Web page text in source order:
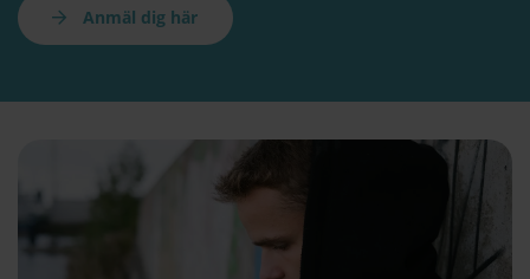
Anmäl dig här